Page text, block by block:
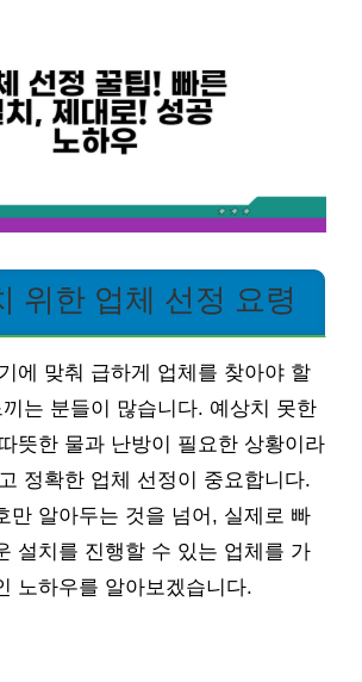
위한 업체 선정 요령
에 맞춰 급하게 업체를 찾아야 할
는 분들이 많습니다. 예상치 못한
뜻한 물과 난방이 필요한 상황이라
정확한 업체 선정이 중요합니다.
만 알아두는 것을 넘어, 실제로 빠
설치를 진행할 수 있는 업체를 가
노하우를 알아보겠습니다.